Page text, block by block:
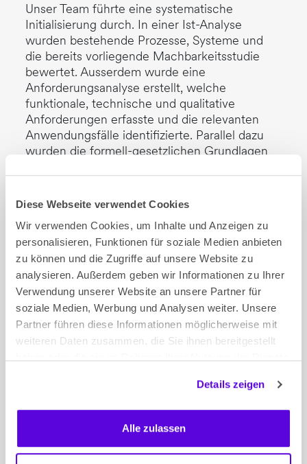
Diese Webseite verwendet Cookies
Wir verwenden Cookies, um Inhalte und Anzeigen zu
personalisieren, Funktionen für soziale Medien anbieten
zu können und die Zugriffe auf unsere Website zu
analysieren. Außerdem geben wir Informationen zu Ihrer
Verwendung unserer Website an unsere Partner für
soziale Medien, Werbung und Analysen weiter. Unsere
Partner führen diese Informationen möglicherweise mit
weiteren Daten zusammen, die Sie ihnen bereitgestellt
Details zeigen
Alle zulassen
Unser Team führte eine systematische
Initialisierung durch. In einer Ist-Analyse
wurden bestehende Prozesse, Systeme und
die bereits vorliegende Machbarkeitsstudie
bewertet. Ausserdem wurde eine
Anforderungsanalyse erstellt, welche
funktionale, technische und qualitative
Anforderungen erfasste und die relevanten
Anwendungsfälle identifizierte. Parallel dazu
wurden die formell-gesetzlichen Grundlagen
Datenschutzes bewertet.
Mehrdimensionale Variantenentwicklung
Das Resultat: ein Lösungsraum entlang von vier
Dimensionen. Technologische Basis,
Funktionsumfang, Betrieb und Inklusion einer
Chat Komponente. Für jede dieser vier
Dimensionen wurden Optionen
gegenübergestellt und anhand vordefinierter
rechtliche oder datenschutzrechtliche
polizeilicher Daten auch wirklich standhält.